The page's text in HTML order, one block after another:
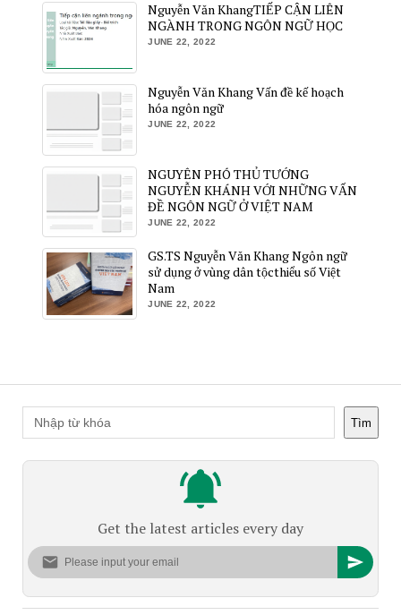
Nguyễn Văn KhangTIẾP CẬN LIÊN
NGÀNH TRONG NGÔN NGỮ HỌC
JUNE 22, 2022
Nguyễn Văn Khang Vấn đề kế hoạch
hóa ngôn ngữ
JUNE 22, 2022
NGUYÊN PHÓ THỦ TƯỚNG
NGUYỄN KHÁNH VỚI NHỮNG VẤN
ĐỀ NGÔN NGỮ Ở VIỆT NAM
JUNE 22, 2022
GS.TS Nguyễn Văn Khang Ngôn ngữ
sử dụng ở vùng dân tộcthiểu số Việt
Nam
JUNE 22, 2022
Tìm
Get the latest articles every day